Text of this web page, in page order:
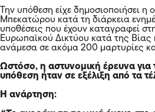
Την υπόθεση είχε δημοσιοποιήσει η
Μπεκατώρου κατά τη διάρκεια
υποθέσεις που έχουν καταγραφεί
Ευρωπαϊκού Δικτύου κατά της Βίας
ανάμεσα σε ακόμα 200 μαρτυρίες
Ωστόσο, η αστυνομική έρευνα για
υπόθεση ήταν σε εξέλιξη από τα
Η ανάρτηση: